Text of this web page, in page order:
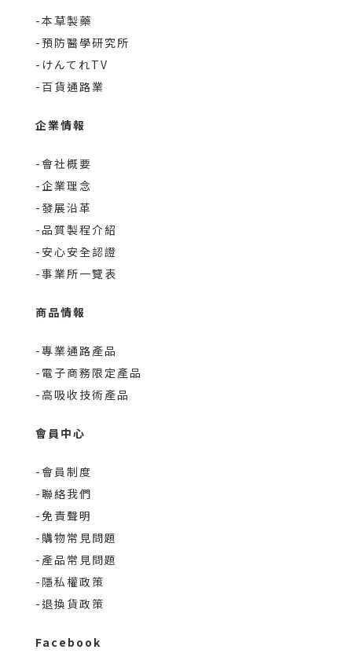
-本草製藥
-預防醫學研究所
-けんてれTV
-百貨通路業
企業情報
-會社概要
-企業理念
-發展沿革
-品質製程介紹
-安心安全認證
-事業所一覽表
商品情報
-專業通路產品
-電子商務限定產品
-高吸收技術產品
會員中心
-會員制度
-聯絡我們
-免責聲明
-購物常見問題
-產品常見問題
-隱私權政策
-退換貨政策
Facebook